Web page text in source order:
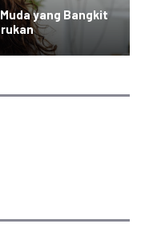
yang Bangkit